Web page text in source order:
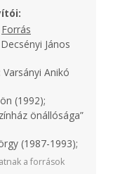
Forrás
Decsényi János
Varsányi Anikó
(1992);
önállósága”
(1987-1993);
a források